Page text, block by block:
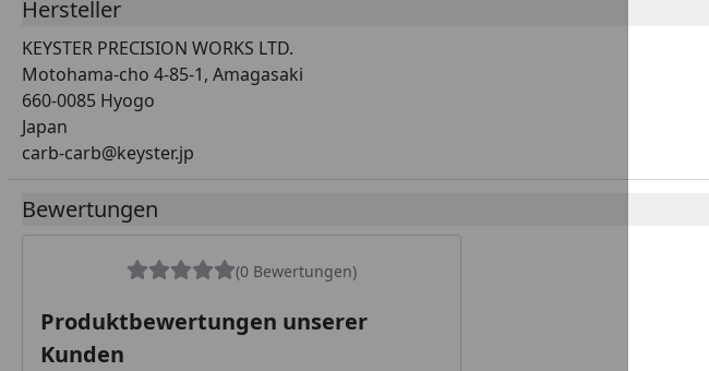
Hersteller
KEYSTER PRECISION WORKS LTD.
Motohama-cho 4-85-1, Amagasaki
660-0085 Hyogo
Japan
carb-carb@keyster.jp
Bewertungen
(0 Bewertungen)
Produktbewertungen unserer
Kunden